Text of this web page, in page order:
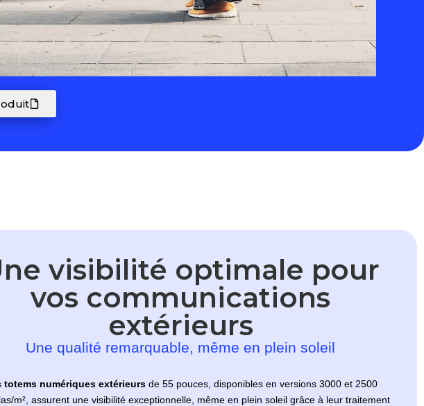
visibilité optimale pour
vos communications
extérieurs
Une qualité remarquable, même en plein soleil
totems numériques extérieursde 55 pouces, disponibles en versions 3000 et 2500
m², assurent une visibilité exceptionnelle, même en plein soleil grâce à leur traitement